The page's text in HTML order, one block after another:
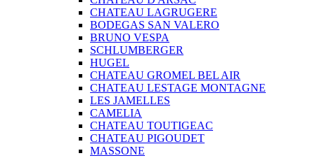
CHATEAU LAGRUGERE
BODEGAS SAN VALERO
BRUNO VESPA
SCHLUMBERGER
HUGEL
CHATEAU GROMEL BEL AIR
CHATEAU LESTAGE MONTAGNE
LES JAMELLES
CAMELIA
CHATEAU TOUTIGEAC
CHATEAU PIGOUDET
MASSONE